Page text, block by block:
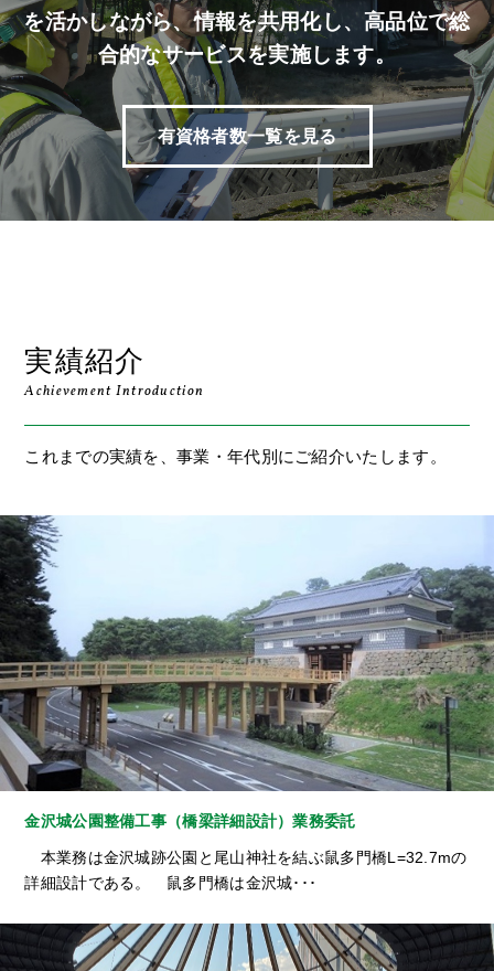
を活かしながら、情報を共用化し、高品位で総
合的なサービスを実施します。
有資格者数一覧を見る
実績紹介
Achievement Introduction
これまでの実績を、事業・年代別にご紹介いたします。
金沢城公園整備工事（橋梁詳細設計）業務委託
本業務は金沢城跡公園と尾山神社を結ぶ鼠多門橋L=32.7mの
詳細設計である。 鼠多門橋は金沢城･･･